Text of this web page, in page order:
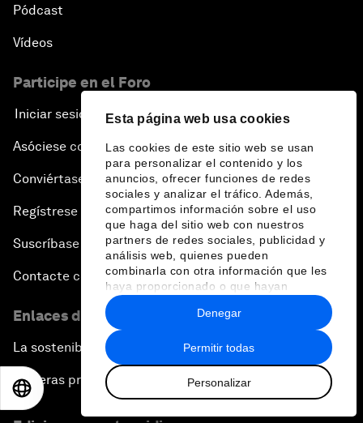
Esta página web usa cookies
Las cookies de este sitio web se usan
para personalizar el contenido y los
anuncios, ofrecer funciones de redes
sociales y analizar el tráfico. Además,
compartimos información sobre el uso
que haga del sitio web con nuestros
partners de redes sociales, publicidad y
análisis web, quienes pueden
combinarla con otra información que les
haya proporcionado o que hayan
recopilado a partir del uso que haya
hecho de sus servicios.
Permitir todas
Personalizar
Denegar
Pódcast
Vídeos
Participe en el Foro
Iniciar sesión
Asóciese con nosotros
Conviértase en miembro
Regístrese para recibir nuestras notas de prensa
Suscríbase a nuestros boletines
Contacte con nosotros
Enlaces directos
La sostenibilidad en el Foro
Carreras profesionales
EN